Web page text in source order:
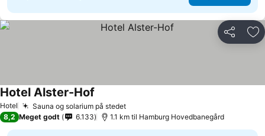
Del
Hotel Sauna og solarium på stedet
Hotel Alster-Hof
8,2 Meget godt 6.133 1.1 km til Hamburg Hovedbanegård